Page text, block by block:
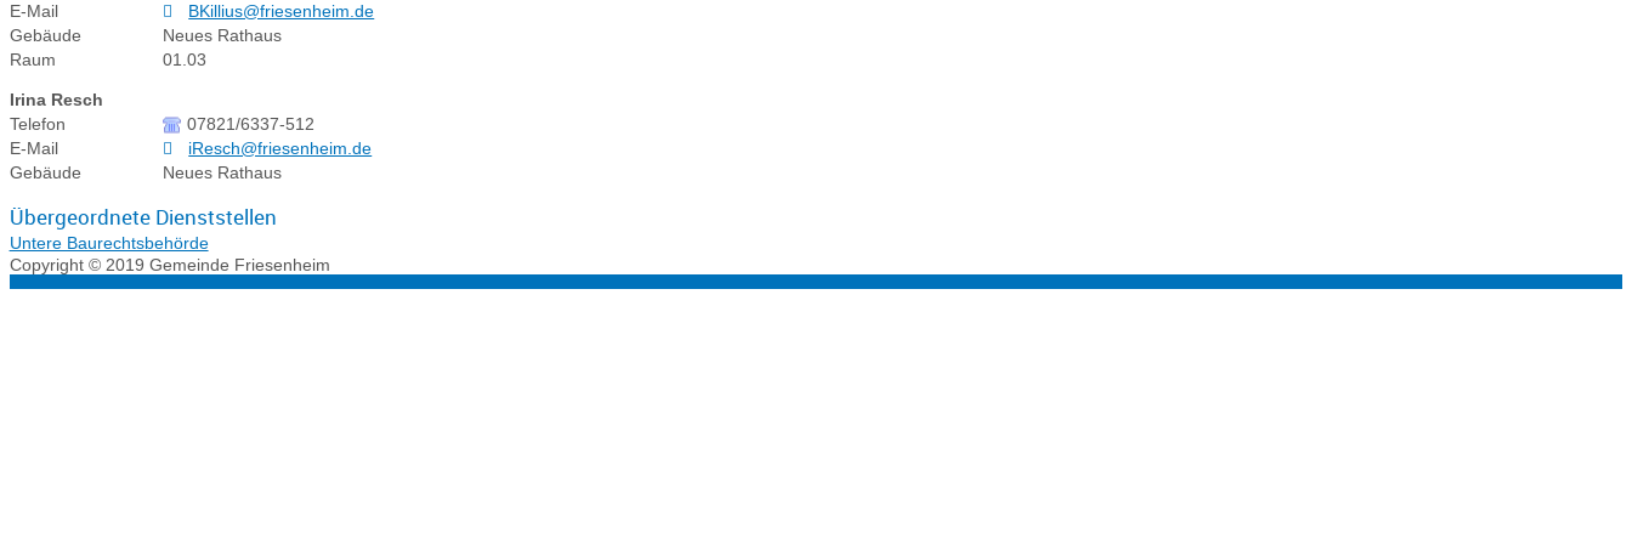
E-Mail
BKillius@friesenheim.de
Gebäude
Neues Rathaus
Raum
01.03
Irina Resch
Telefon
07821/6337-512
E-Mail
iResch@friesenheim.de
Gebäude
Neues Rathaus
Übergeordnete Dienststellen
Untere Baurechtsbehörde
Copyright © 2019 Gemeinde Friesenheim